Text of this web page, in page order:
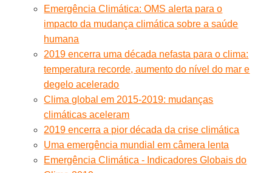
Emergência Climática: OMS alerta para o
impacto da mudança climática sobre a saúde
humana
2019 encerra uma década nefasta para o clima:
temperatura recorde, aumento do nível do mar e
degelo acelerado
Clima global em 2015-2019: mudanças
climáticas aceleram
2019 encerra a pior década da crise climática
Uma emergência mundial em câmera lenta
Emergência Climática - Indicadores Globais do